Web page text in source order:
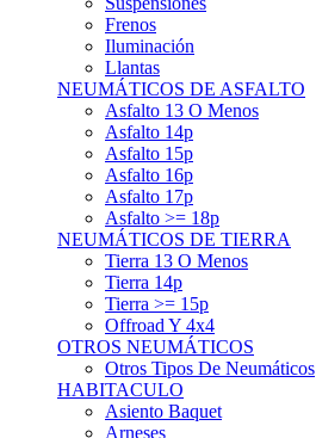
Frenos
Iluminación
Llantas
NEUMÁTICOS DE ASFALTO
Asfalto 13 O Menos
Asfalto 14p
Asfalto 15p
Asfalto 16p
Asfalto 17p
Asfalto >= 18p
NEUMÁTICOS DE TIERRA
Tierra 13 O Menos
Tierra 14p
Tierra >= 15p
Offroad Y 4x4
OTROS NEUMÁTICOS
Otros Tipos De Neumáticos
HABITACULO
Asiento Baquet
Arneses